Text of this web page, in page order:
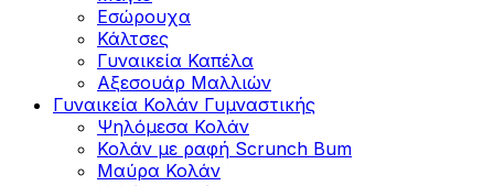
Εσώρουχα
Κάλτσες
Γυναικεία Καπέλα
Αξεσουάρ Μαλλιών
Γυναικεία Κολάν Γυμναστικής
Ψηλόμεσα Κολάν
Κολάν με ραφή Scrunch Bum
Μαύρα Κολάν